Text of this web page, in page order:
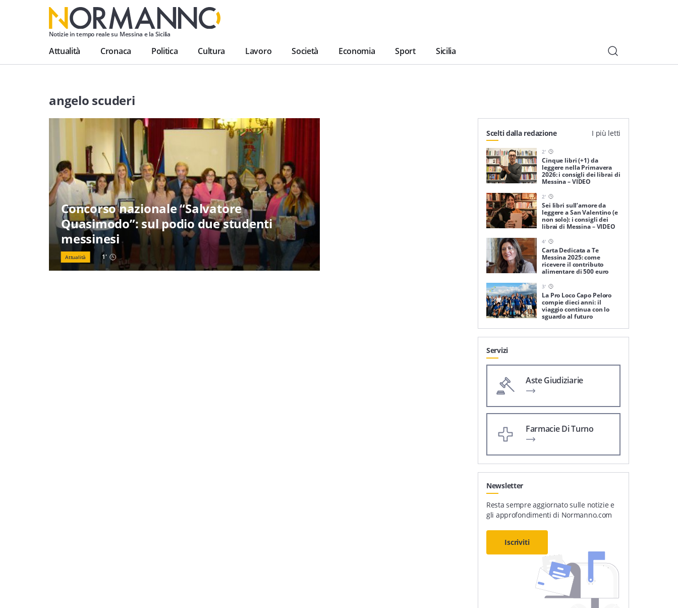
Notizie in tempo reale su Messina e la Sicilia
Attualità Cronaca Politica Cultura Lavoro Società Economia Sport Sicilia
angelo scuderi
Concorso nazionale “Salvatore
Quasimodo”: sul podio due studenti
messinesi
Attualità 1'
Scelti dalla redazione I più letti
2'
Cinque libri (+1) da
leggere nella Primavera
2026: i consigli dei librai di
Messina – VIDEO
2'
Sei libri sull’amore da
leggere a San Valentino (e
non solo): i consigli dei
librai di Messina – VIDEO
4'
Carta Dedicata a Te
Messina 2025: come
ricevere il contributo
alimentare di 500 euro
3'
La Pro Loco Capo Peloro
compie dieci anni: il
viaggio continua con lo
sguardo al futuro
Servizi
Aste Giudiziarie
Farmacie Di Turno
Newsletter
Resta sempre aggiornato sulle notizie e
gli approfondimenti di Normanno.com
Iscriviti